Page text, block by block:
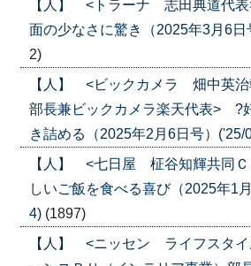
【人】 <トラーナ 志田典道代
面の少なさに驚き（2025年3月6日
2)
【人】 <ビックカメラ 畑中英治
部長兼ビックカメラ楽天代表> ?
き詰める（2025年2月6日号）('25/
【人】 <七日屋 柾谷知輝共同
しいご飯を食べる喜び（2025年1
4) (1897)
【人】 <ニッセン ライフスタイ